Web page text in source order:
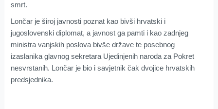
smrt.
Lončar je široj javnosti poznat kao bivši hrvatski i
jugoslovenski diplomat, a javnost ga pamti i kao zadnjeg
ministra vanjskih poslova bivše države te posebnog
izaslanika glavnog sekretara Ujedinjenih naroda za Pokret
nesvrstanih. Lončar je bio i savjetnik čak dvojice hrvatskih
predsjednika.